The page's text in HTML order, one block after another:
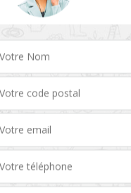
Pose et changement de